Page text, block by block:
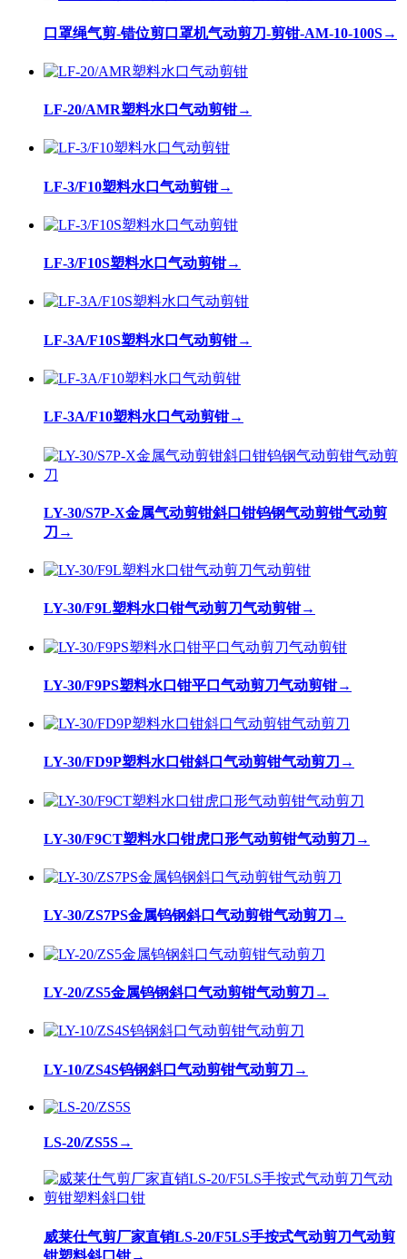
口罩绳气剪-错位剪口罩机气动剪刀-剪钳-AM-10-100S→
LF-20/AMR塑料水口气动剪钳→
LF-3/F10塑料水口气动剪钳→
LF-3/F10S塑料水口气动剪钳→
LF-3A/F10S塑料水口气动剪钳→
LF-3A/F10塑料水口气动剪钳→
LY-30/S7P-X金属气动剪钳斜口钳钨钢气动剪钳气动剪
刀 →
LY-30/F9L塑料水口钳气动剪刀气动剪钳→
LY-30/F9PS塑料水口钳平口气动剪刀气动剪钳→
LY-30/FD9P塑料水口钳斜口气动剪钳气动剪刀 →
LY-30/F9CT塑料水口钳虎口形气动剪钳气动剪刀 →
LY-30/ZS7PS金属钨钢斜口气动剪钳气动剪刀 →
LY-20/ZS5金属钨钢斜口气动剪钳气动剪刀 →
LY-10/ZS4S钨钢斜口气动剪钳气动剪刀 →
LS-20/ZS5S→
威莱仕气剪厂家直销LS-20/F5LS手按式气动剪刀气动剪
钳塑料斜口钳→